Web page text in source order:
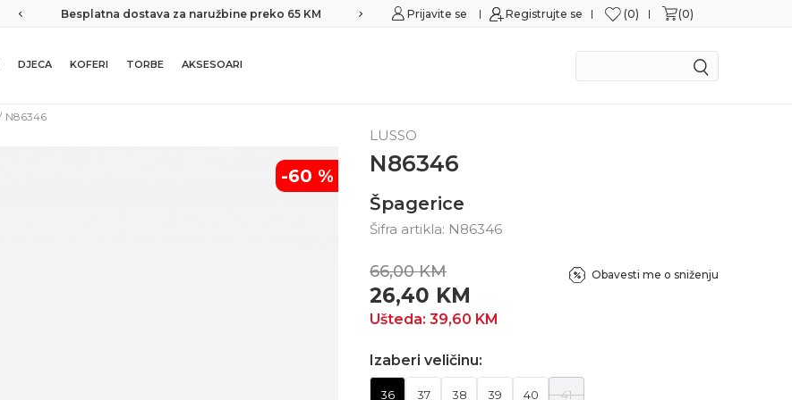
Besplatna dostava za naružbine preko 65 KM Sigurna kupovina
Prijavite se Registrujte se 0 0
DJECA KOFERI TORBE AKSESOARI
N86346
-60 %
LUSSO
N86346
Špagerice
Šifra artikla: N86346
66,00 KM
26,40 KM
Ušteda: 39,60 KM
Obavesti me o sniženju
Izaberi veličinu:
36 37 38 39 40 41